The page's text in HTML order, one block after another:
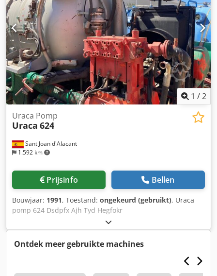
1 /2
Sant Joan d'Alacant
1.592 km
Uraca Pomp
Uraca 624
Prijsinfo Bellen
Bouwjaar: 1991, Toestand: ongekeurd (gebruikt), Uraca
pomp 624 Dsdpfx Ajh Tyd Hegfokr
Ontdek meer gebruikte machines